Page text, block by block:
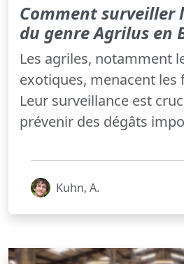
Comment surveiller
du genre Agrilus en
Les agriles, notamment
exotiques, menacent les
Leur surveillance est
prévenir des dégâts
Kuhn, A.